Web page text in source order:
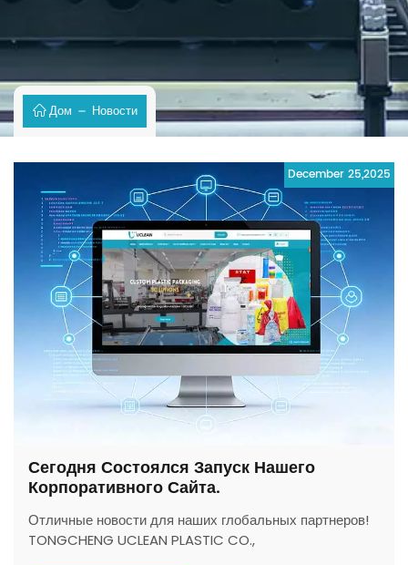
Дом Новости
December 25,2025
Сегодня Состоялся Запуск Нашего
Корпоративного Сайта.
Отличные новости для наших глобальных партнеров!
TONGCHENG UCLEAN PLASTIC CO.,